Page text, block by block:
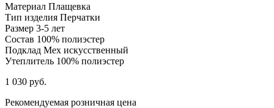
Материал Плащевка
Тип изделия Перчатки
Размер 3-5 лет
Состав 100% полиэстер
Подклад Мех искусственный
Утеплитель 100% полиэстер
1 030 руб.
Рекомендуемая розничная цена